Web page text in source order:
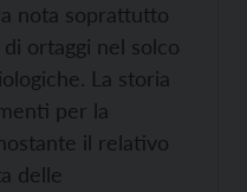
nota soprattutto
ortaggi nel solco
La storia
per la
il relativo
delle